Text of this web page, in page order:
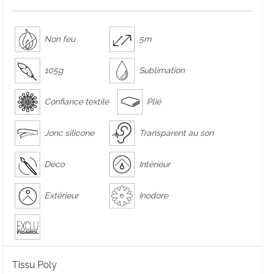
Non feu 5m
105g Sublimation
Confiance textile Plié
Jonc silicone Transparent au son
Déco Intérieur
Extérieur Inodore
Tissu Poly